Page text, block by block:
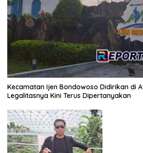
Kecamatan Ijen Bondowoso Didirikan di
Legalitasnya Kini Terus Dipertanyakan